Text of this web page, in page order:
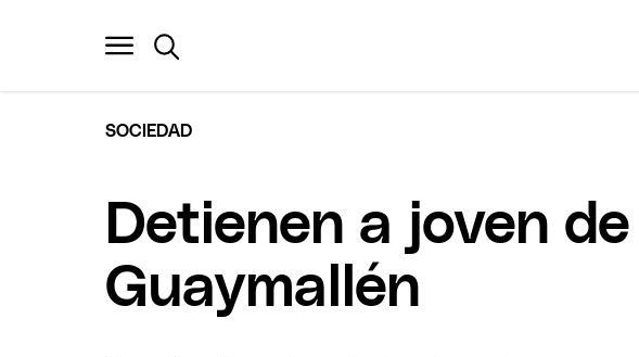
SOCIEDAD
Detienen a joven
Guaymallén